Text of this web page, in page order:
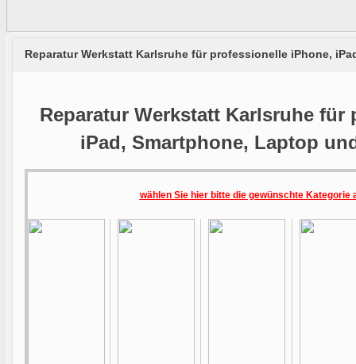
Reparatur Werkstatt Karlsruhe für professionelle iPhone,
Reparatur Werkstatt Karlsruhe
iPad, Smartphone, Laptop
wählen Sie hier bitte die gewünschte Kategorie